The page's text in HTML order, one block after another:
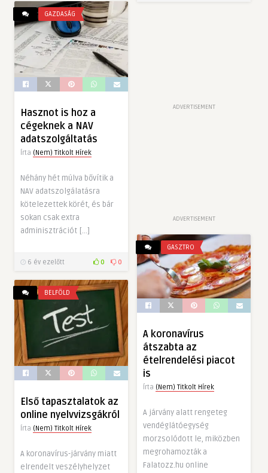
GAZDASÁG
Hasznot is hoz a
cégeknek a NAV
adatszolgáltatás
Írta (Nem) Titkolt Hírek
Néhány hét múlva bővítik a
NAV adatszolgálatásra
kötelezettek körét, és bár
sokan csak extra
adminisztrációt […]
6 év ezelőtt 0 0
ADVERTISEMENT
ADVERTISEMENT
GASZTRO
A koronavírus
átszabta az
ételrendelési piacot
is
Írta (Nem) Titkolt Hírek
A járvány alatt rengeteg
vendéglátóegység
morzsolódott le, miközben
megrohamozták a
Falatozz.hu online
BELFÖLD
Első tapasztalatok az
online nyelvvizsgákról
Írta (Nem) Titkolt Hírek
A koronavírus-járvány miatt
elrendelt veszélyhelyzet